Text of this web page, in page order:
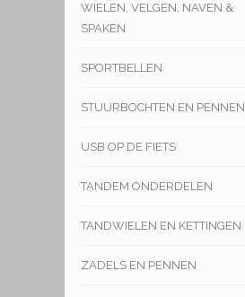
WIELEN, VELGEN, NAVEN &
SPAKEN
SPORTBELLEN
STUURBOCHTEN EN PENNEN
USB OP DE FIETS
TANDEM ONDERDELEN
TANDWIELEN EN KETTINGEN
ZADELS EN PENNEN